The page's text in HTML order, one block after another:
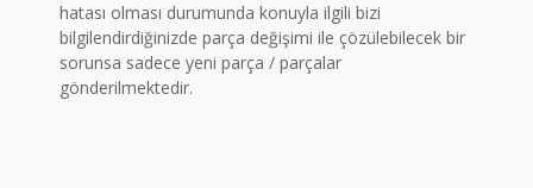
hatası olması durumunda konuyla ilgili bizi
bilgilendirdiğinizde parça değişimi ile çözülebilecek bir
sorunsa sadece yeni parça / parçalar
gönderilmektedir.